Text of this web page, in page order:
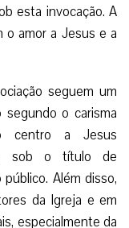
esta invocação. A
amor a Jesus e a
seguem um
o carisma
centro a Jesus
sob o título de
Além disso,
da Igreja e em
especialmente da